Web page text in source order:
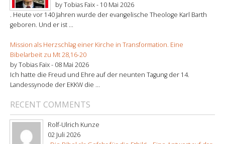
by Tobias Faix - 10 Mai 2026
. Heute vor 140 Jahren wurde der evangelische Theologe Karl Barth
geboren. Und er ist ...
Mission als Herzschlag einer Kirche in Transformation. Eine
Bibelarbeit zu Mt 28,16-20
by Tobias Faix - 08 Mai 2026
Ich hatte die Freud und Ehre auf der neunten Tagung der 14.
Landessynode der EKKW die ...
RECENT COMMENTS
Rolf-Ulrich Kunze
02 Juli 2026